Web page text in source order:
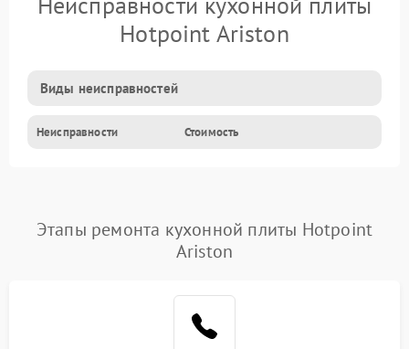
Hotpoint Ariston
Виды неисправностей
Неисправности Стоимость
Этапы ремонта кухонной плиты Hotpoint
Ariston